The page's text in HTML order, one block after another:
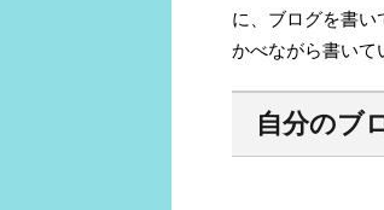
に、ブログを書
かべながら書いて
自分のブ